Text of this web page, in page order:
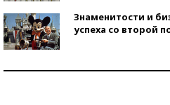
Знаменитости и
успеха со второй